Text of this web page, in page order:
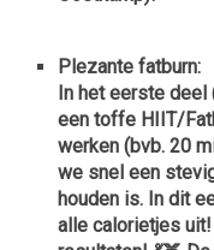
Plezante fatburn:
In het eerste deel
een toffe HIIT/
werken (bvb. 20
we snel een
houden is. In dit
alle calorietjes